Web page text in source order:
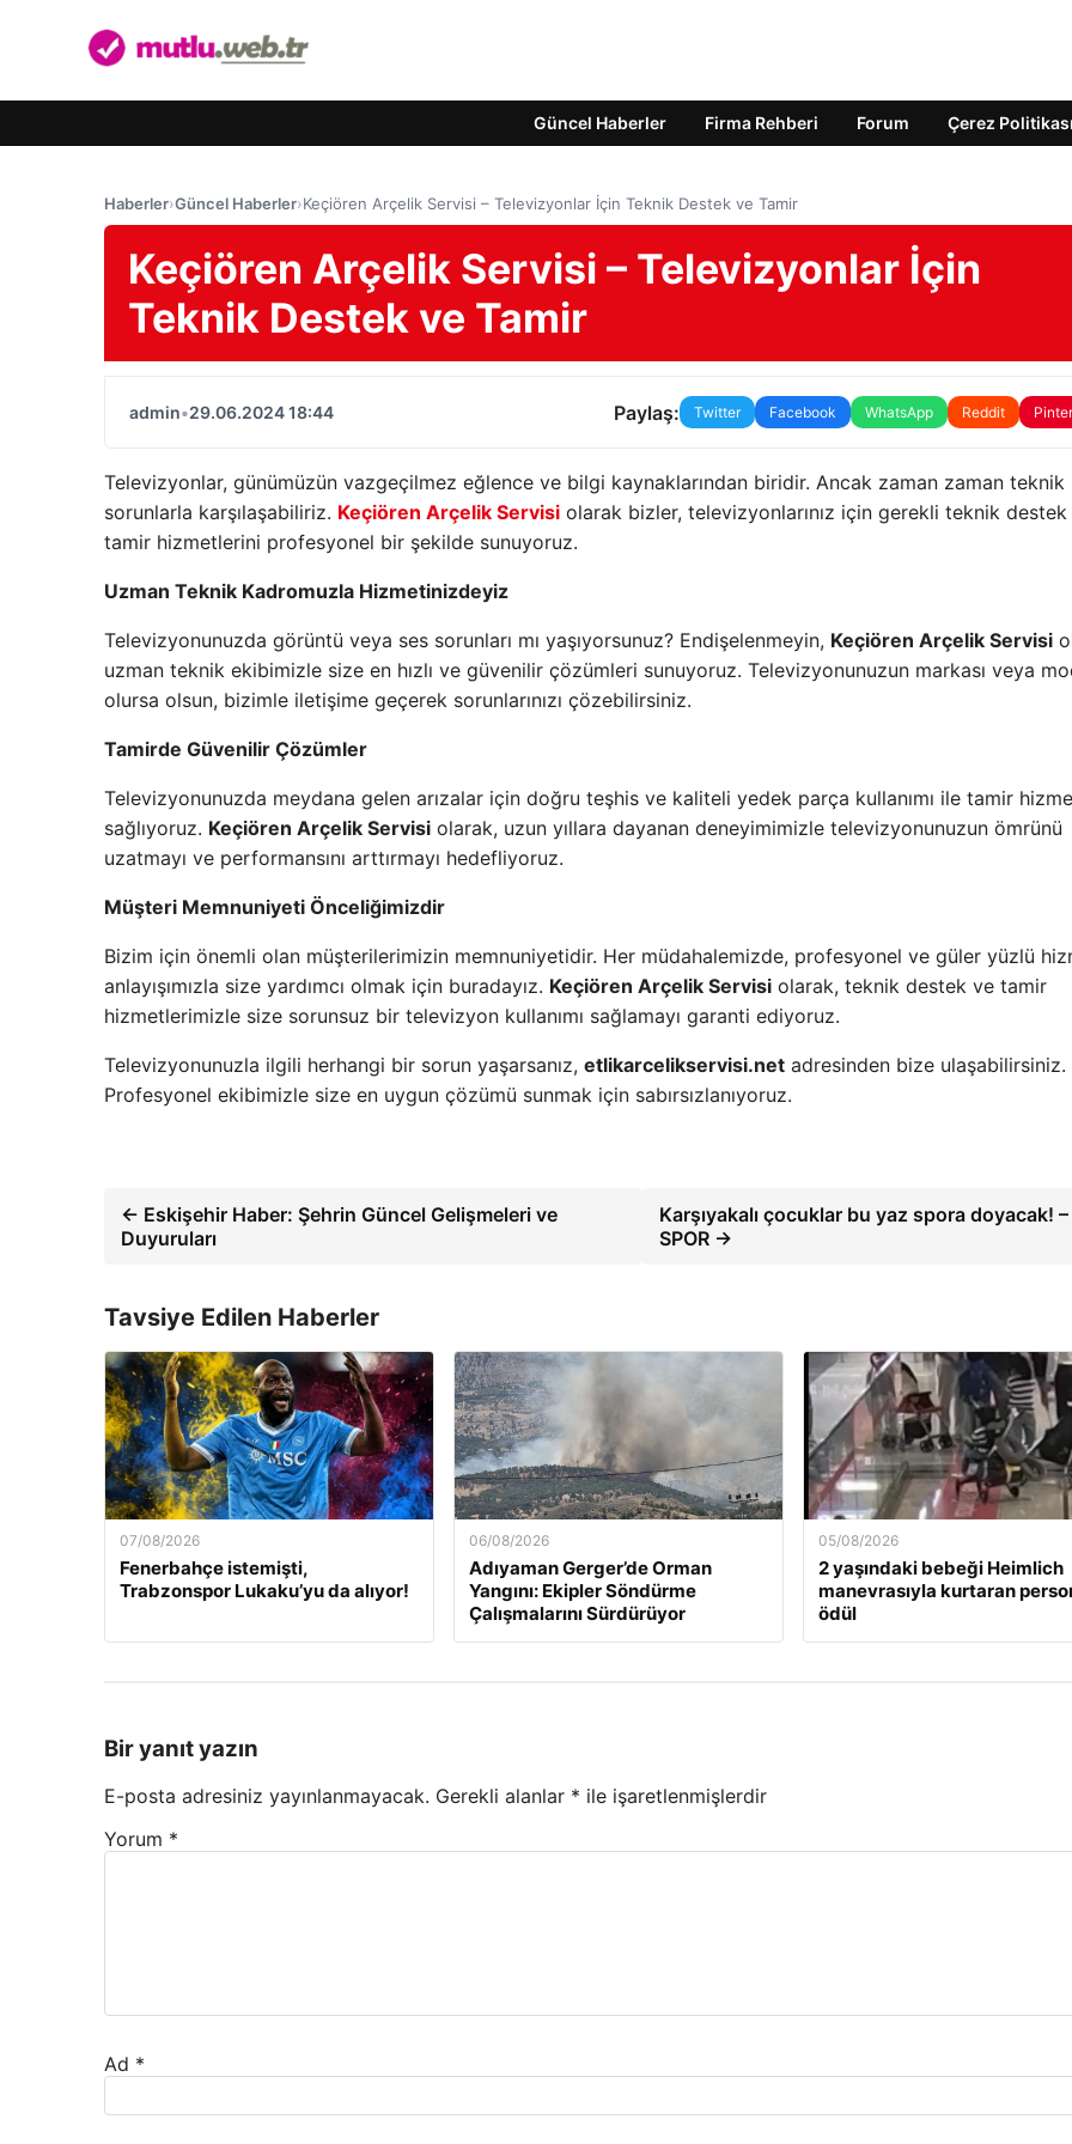
Güncel Haberler Firma Rehberi Forum Çerez Politikası
Haberler›Güncel Haberler›Keçiören Arçelik Servisi – Televizyonlar İçin Teknik Destek ve Tamir
Keçiören Arçelik Servisi – Televizyonlar İçin
Teknik Destek ve Tamir
admin•29.06.2024 18:44 Paylaş: Twitter Facebook WhatsApp Reddit
Televizyonlar, günümüzün vazgeçilmez eğlence ve bilgi kaynaklarından biridir. Ancak zaman zaman teknik
sorunlarla karşılaşabiliriz. Keçiören Arçelik Servisi olarak bizler, televizyonlarınız için gerekli teknik destek
tamir hizmetlerini profesyonel bir şekilde sunuyoruz.
Uzman Teknik Kadromuzla Hizmetinizdeyiz
Televizyonunuzda görüntü veya ses sorunları mı yaşıyorsunuz? Endişelenmeyin, Keçiören Arçelik Servisi
uzman teknik ekibimizle size en hızlı ve güvenilir çözümleri sunuyoruz. Televizyonunuzun markası veya
olursa olsun, bizimle iletişime geçerek sorunlarınızı çözebilirsiniz.
Tamirde Güvenilir Çözümler
Televizyonunuzda meydana gelen arızalar için doğru teşhis ve kaliteli yedek parça kullanımı ile tamir
sağlıyoruz. Keçiören Arçelik Servisi olarak, uzun yıllara dayanan deneyimimizle televizyonunuzun ömrünü
uzatmayı ve performansını arttırmayı hedefliyoruz.
Müşteri Memnuniyeti Önceliğimizdir
Bizim için önemli olan müşterilerimizin memnuniyetidir. Her müdahalemizde, profesyonel ve güler yüzlü
anlayışımızla size yardımcı olmak için buradayız. Keçiören Arçelik Servisi olarak, teknik destek ve tamir
hizmetlerimizle size sorunsuz bir televizyon kullanımı sağlamayı garanti ediyoruz.
Televizyonunuzla ilgili herhangi bir sorun yaşarsanız, etlikarcelikservisi.net adresinden bize ulaşabilirsiniz.
Profesyonel ekibimizle size en uygun çözümü sunmak için sabırsızlanıyoruz.
← Eskişehir Haber: Şehrin Güncel Gelişmeleri ve
Duyuruları
Karşıyakalı çocuklar bu yaz spora doyacak! –
SPOR →
Tavsiye Edilen Haberler
07/08/2026
Fenerbahçe istemişti,
Trabzonspor Lukaku’yu da alıyor!
06/08/2026
Adıyaman Gerger’de Orman
Yangını: Ekipler Söndürme
Çalışmalarını Sürdürüyor
05/08/2026
2 yaşındaki bebeği Heimlich
manevrasıyla kurtaran
ödül
Bir yanıt yazın
E-posta adresiniz yayınlanmayacak. Gerekli alanlar * ile işaretlenmişlerdir
Yorum *
Ad *